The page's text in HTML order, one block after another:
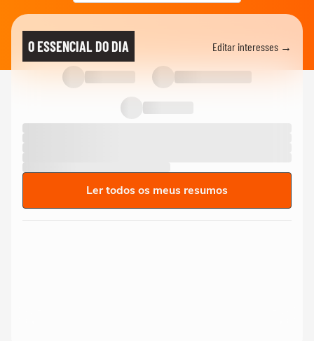
O ESSENCIAL DO DIA Editar interesses →
Ler todos os meus resumos